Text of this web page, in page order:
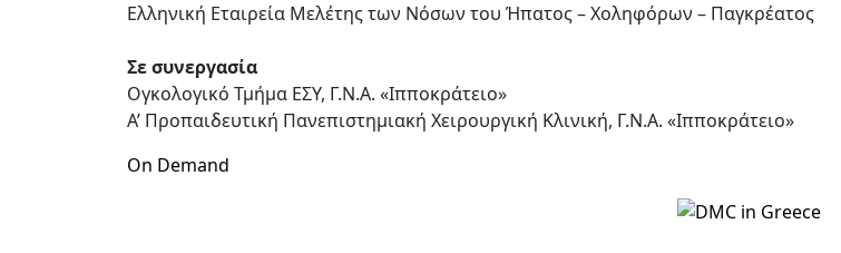
Ελληνική Εταιρεία Μελέτης των Νόσων του Ήπατος – Χοληφόρων – Παγκρέατος
Σε συνεργασία
Ογκολογικό Τμήμα ΕΣΥ, Γ.Ν.Α. «Ιπποκράτειο»
Α’ Προπαιδευτική Πανεπιστημιακή Χειρουργική Κλινική, Γ.Ν.Α. «Ιπποκράτειο»
On Demand